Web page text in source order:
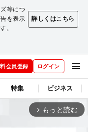
等につ
を表示
。
詳しくはこちら
会員登録 ログイン
特集 ビジネス
arrow_forward_ios もっと読む